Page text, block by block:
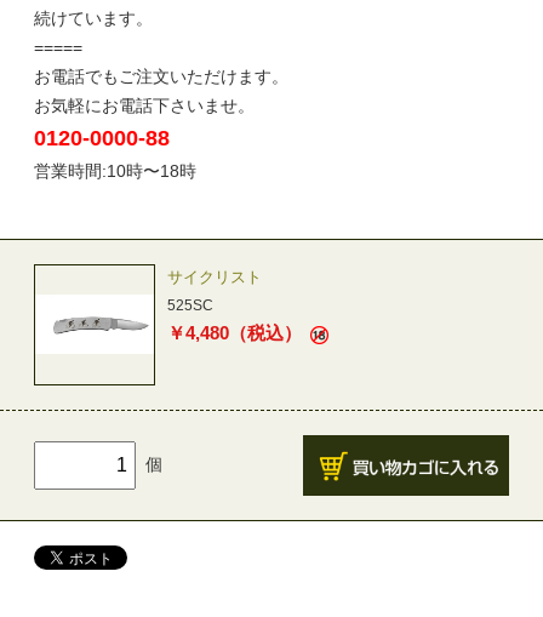
続けています。
=====
お電話でもご注文いただけます。
お気軽にお電話下さいませ。
0120-0000-88
営業時間:10時〜18時
サイクリスト
525SC
￥4,480 （税込）
個